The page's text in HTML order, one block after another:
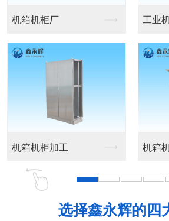
不锈钢外壳钣金加工 不锈
不锈钢机柜钣金加工 不锈
选择鑫永辉的四